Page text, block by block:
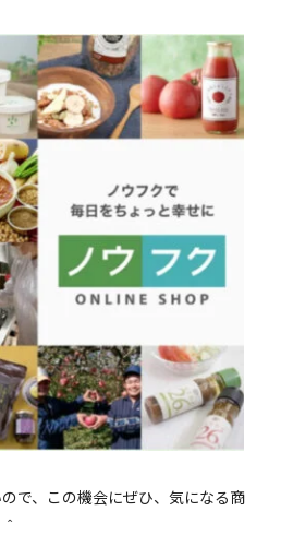
で、この機会にぜひ、気になる商